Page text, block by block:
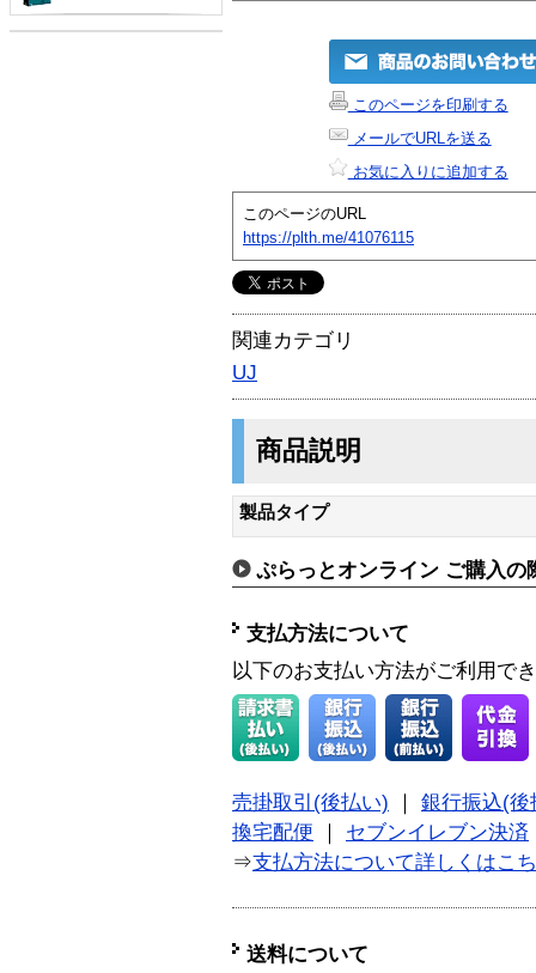
このページを印刷する
メールでURLを送る
お気に入りに追加する
このページのURL
https://plth.me/41076115
関連カテゴリ
UJ
商品説明
製品タイプ
ぷらっとオンライン ご購入の
支払方法について
以下のお支払い方法がご利用で
売掛取引(後払い)
銀行振込(後
換宅配便
セブンイレブン決済
⇒支払方法について詳しくはこ
送料について